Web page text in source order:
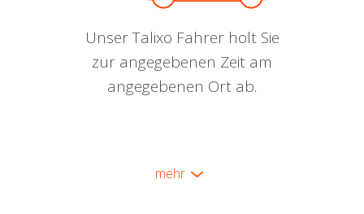
Unser Talixo Fahrer holt Sie
zur angegebenen Zeit am
angegebenen Ort ab.
mehr